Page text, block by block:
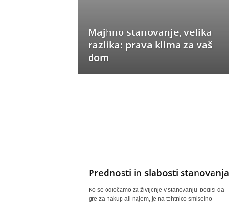
Majhno stanovanje, velika
razlika: prava klima za vaš
dom
Prednosti in slabosti stanovanja
Ko se odločamo za življenje v stanovanju, bodisi da
gre za nakup ali najem, je na tehtnico smiselno